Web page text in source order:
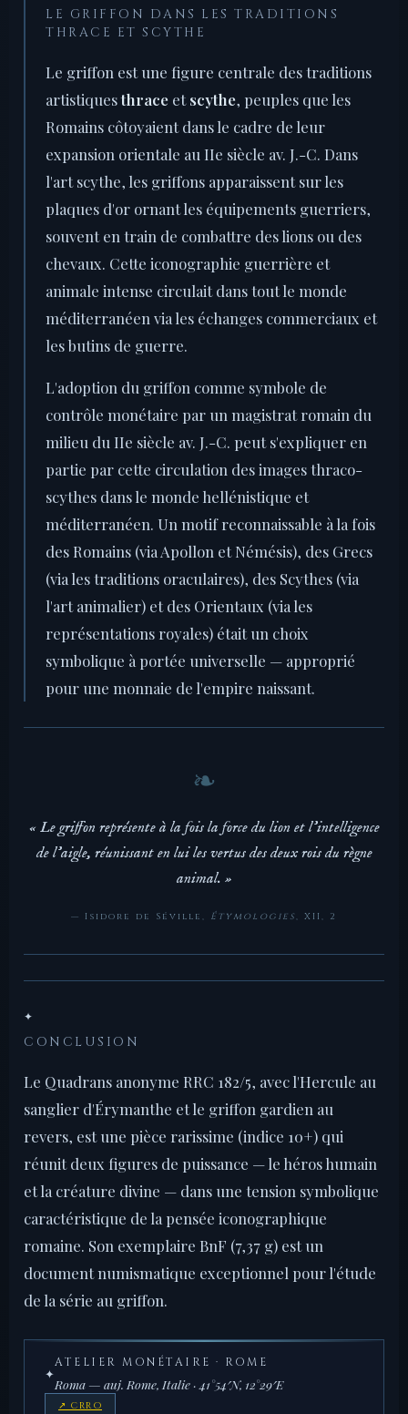
LE GRIFFON DANS LES TRADITIONS
THRACE ET SCYTHE
Le griffon est une figure centrale des traditions
artistiquesthrace etscythe, peuples que les
Romains côtoyaient dans le cadre de leur
expansion orientale au IIe siècle av. J.-C. Dans
l'art scythe, les griffons apparaissent sur les
plaques d'or ornant les équipements guerriers,
souvent en train de combattre des lions ou des
chevaux. Cette iconographie guerrière et
animale intense circulait dans tout le monde
méditerranéen via les échanges commerciaux et
les butins de guerre.
L'adoption du griffon comme symbole de
contrôle monétaire par un magistrat romain du
milieu du IIe siècle av. J.-C. peut s'expliquer en
partie par cette circulation des images thraco-
scythes dans le monde hellénistique et
méditerranéen. Un motif reconnaissable à la fois
des Romains (via Apollon et Némésis), des Grecs
(via les traditions oraculaires), des Scythes (via
l'art animalier) et des Orientaux (via les
représentations royales) était un choix
symbolique à portée universelle — approprié
pour une monnaie de l'empire naissant.
« Le griffon représente à la fois la force du lion et l'intelligence
de l'aigle, réunissant en lui les vertus des deux rois du règne
animal. »
— Isidore de Séville, Étymologies, XII, 2
✦
CONCLUSION
Le Quadrans anonyme RRC 182/5, avec l'Hercule au
sanglier d'Érymanthe et le griffon gardien au
revers, est une pièce rarissime (indice 10+) qui
réunit deux figures de puissance — le héros humain
et la créature divine — dans une tension symbolique
caractéristique de la pensée iconographique
romaine. Son exemplaire BnF (7,37 g) est un
document numismatique exceptionnel pour l'étude
de la série au griffon.
✦
ATELIER MONÉTAIRE · ROME
Roma — auj. Rome, Italie · 41°54′N, 12°29′E
↗ CRRO